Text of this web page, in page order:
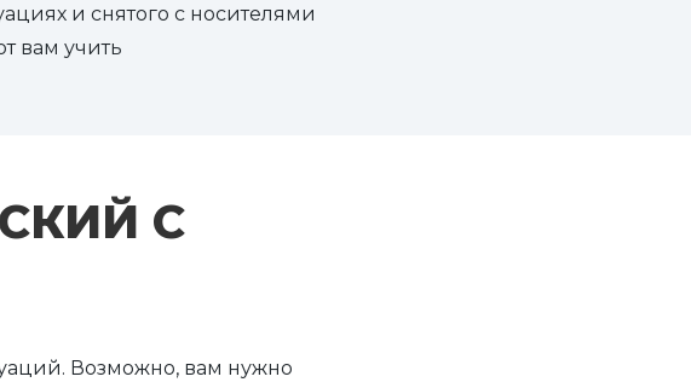
и снятого с носителями
вам учить
С
Возможно, вам нужно